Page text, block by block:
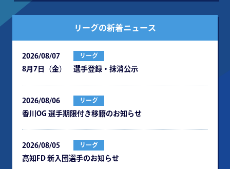
リーグの新着ニュース
2026/08/07 リーグ
8月7日（金） 選手登録・抹消公示
2026/08/06 リーグ
⾹川OG 選⼿期限付き移籍のお知らせ
2026/08/05 リーグ
⾼知FD 新⼊団選⼿のお知らせ